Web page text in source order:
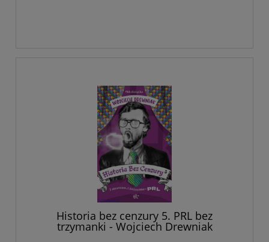
Historia bez cenzury 5. PRL bez
trzymanki - Wojciech Drewniak